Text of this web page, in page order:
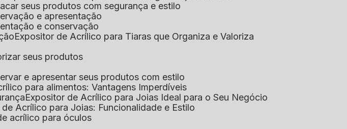
seus produtos com segurança e estilo
e apresentação
e conservação
Expositor de Acrílico para Tiaras que Organiza e Valoriza
seus produtos
e apresentar seus produtos com estilo
para alimentos: Vantagens Imperdíveis
Expositor de Acrílico para Joias Ideal para o Seu Negócio
de Acrílico para Joias: Funcionalidade e Estilo
acrílico para óculos